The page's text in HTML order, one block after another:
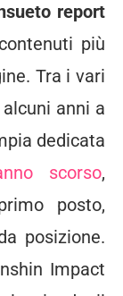
report
più
Tra i vari
anni a
dedicata
scorso,
posto,
posizione.
Impact